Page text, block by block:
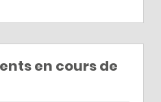
en cours de